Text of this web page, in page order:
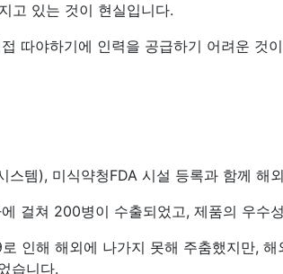
고 있는 것이 현실입니다.
따야하기에 인력을 공급하기 어려운 것
템), 미식약청FDA 시설 등록과 함께 해
걸쳐 200병이 수출되었고, 제품의 우수
인해 해외에 나가지 못해 주춤했지만,
습니다.